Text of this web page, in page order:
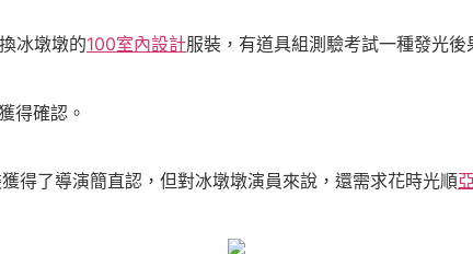
冰墩墩的100室內設計服裝，有道具組測驗考試一種發光後
得確認。
得了導演簡直認，但對冰墩墩演員來說，還需求花時光順